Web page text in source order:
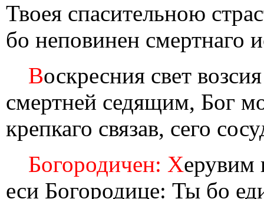
Твоея спасительною
бо неповинен смертнаго
Воскресния свет
смертней седящим, Бог
крепкаго связав, сего
Богородичен: Херувим
еси Богородице: Ты бо